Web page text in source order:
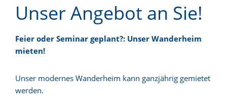
Unser Angebot an Sie!
Feier oder Seminar geplant?: Unser Wanderheim
mieten!
Unser modernes Wanderheim kann ganzjährig gemietet
werden.